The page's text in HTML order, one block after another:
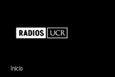
Inicio